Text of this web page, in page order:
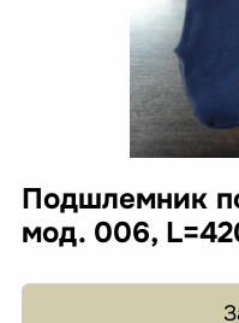
Подшлемник
мод. 006,